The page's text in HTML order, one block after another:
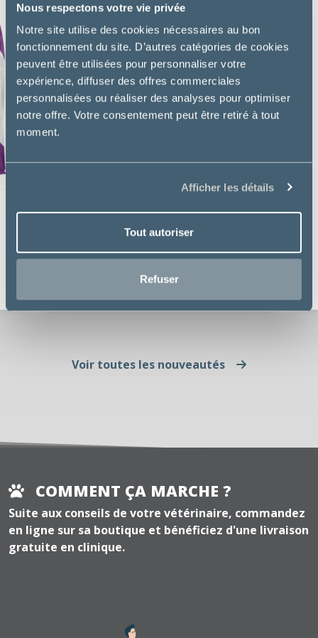
Nous respectons votre vie privée
Notre site utilise des cookies nécessaires au bon
fonctionnement du site. D’autres catégories de cookies
peuvent être utilisées pour personnaliser votre
expérience, diffuser des offres commerciales
personnalisées ou réaliser des analyses pour optimiser
notre offre. Votre consentement peut être retiré à tout
moment.
Afficher les détails
Tout autoriser
Refuser
Purina Pro Plan
HYDRACARE CHAT POULET
Voir toutes les nouveautés
COMMENT ÇA MARCHE ?
Suite aux conseils de votre vétérinaire, commandez
en ligne sur sa boutique et bénéficiez d'une livraison
gratuite en clinique.